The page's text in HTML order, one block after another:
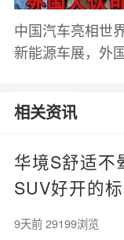
中国汽车亮相世
新能源车展，外
相关资讯
华境S舒适不
SUV好开的
9天前 29199浏览